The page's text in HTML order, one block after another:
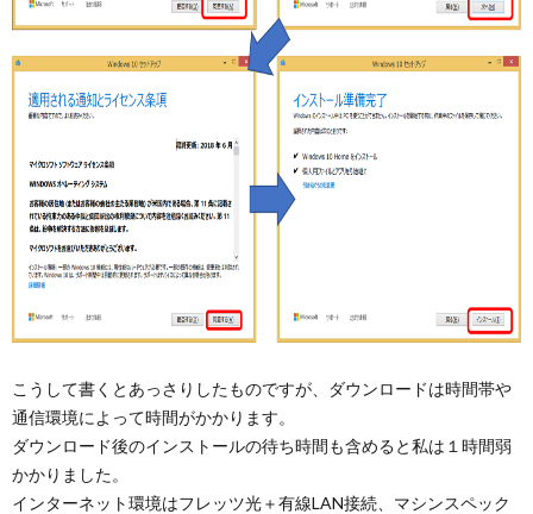
こうして書くとあっさりしたものですが、ダウンロードは時間帯や
通信環境によって時間がかかります。
ダウンロード後のインストールの待ち時間も含めると私は１時間弱
かかりました。
インターネット環境はフレッツ光＋有線LAN接続、マシンスペック